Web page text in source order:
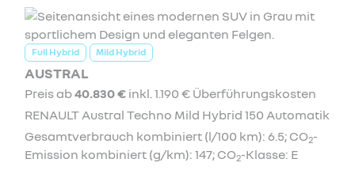
Full Hybrid Mild Hybrid
AUSTRAL
Preis ab40.830 € inkl. 1.190 € Überführungskosten
RENAULT Austral Techno Mild Hybrid 150 Automatik
Gesamtverbrauch kombiniert (l/100 km): 6.5; CO2-
Emission kombiniert (g/km): 147; CO2-Klasse: E